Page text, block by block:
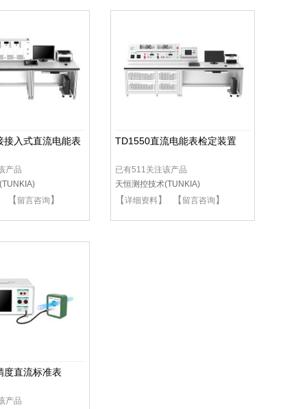
接入式直流电能表
产品
【 留言咨询 】
TD1550直流电能表检定装置
已有511关注该产品
天恒测控技术(TUNKIA)
【详细资料】 【 留言咨询 】
度直流标准表
产品